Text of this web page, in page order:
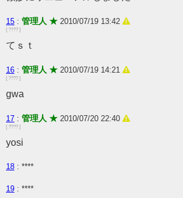
15 : 管理人 ★ 2010/07/19 13:42
[ ???? ]
てｓｔ
16 : 管理人 ★ 2010/07/19 14:21
[ ???? ]
gwa
17 : 管理人 ★ 2010/07/20 22:40
[ ???? ]
yosi
18 : ****
19 : ****